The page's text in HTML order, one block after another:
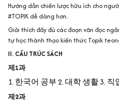
Hướng dẫn chiến lược hữu ích cho
#TOPIK dễ dàng hơn.
Giải thích đầy đủ các đoạn văn đọc
tự học thành thạo kiến thức Topik
II. CẤU TRÚC SÁCH
제1과
1. 한국어 공부 2. 대학 생활 3. 직
제2과